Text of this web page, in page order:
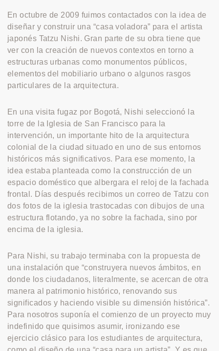
En octubre de 2009 fuimos contactados con la idea de
diseñar y construir una “casa voladora” para el artista
japonés Tatzu Nishi. Gran parte de su obra tiene que
ver con la creación de nuevos contextos en torno a
estructuras urbanas como monumentos públicos,
elementos del mobiliario urbano o algunos rasgos
particulares de la arquitectura.
En una visita fugaz por Bogotá, Nishi seleccionó la
torre de la Iglesia de San Francisco para la
intervención, un importante hito de la arquitectura
colonial de la ciudad situado en uno de sus entornos
históricos más significativos. Para ese momento, la
idea estaba planteada como la construcción de un
espacio doméstico que albergara el reloj de la fachada
frontal. Días después recibimos un correo de Tatzu con
dos fotos de la iglesia trastocadas con dibujos de una
estructura flotando, ya no sobre la fachada, sino por
encima de la iglesia.
Para Nishi, su trabajo terminaba con la propuesta de
una instalación que “construyera nuevos ámbitos, en
donde los ciudadanos, literalmente, se acercan de otra
manera al patrimonio histórico, renovando sus
significados y haciendo visible su dimensión histórica”.
Para nosotros suponía el comienzo de un proyecto muy
indefinido que quisimos asumir, ironizando ese
ejercicio clásico para los estudiantes de arquitectura,